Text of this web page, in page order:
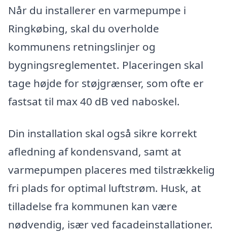
Når du installerer en varmepumpe i
Ringkøbing, skal du overholde
kommunens retningslinjer og
bygningsreglementet. Placeringen skal
tage højde for støjgrænser, som ofte er
fastsat til max 40 dB ved naboskel.
Din installation skal også sikre korrekt
afledning af kondensvand, samt at
varmepumpen placeres med tilstrækkelig
fri plads for optimal luftstrøm. Husk, at
tilladelse fra kommunen kan være
nødvendig, især ved facadeinstallationer.